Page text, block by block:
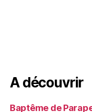
A découvrir
Baptême de